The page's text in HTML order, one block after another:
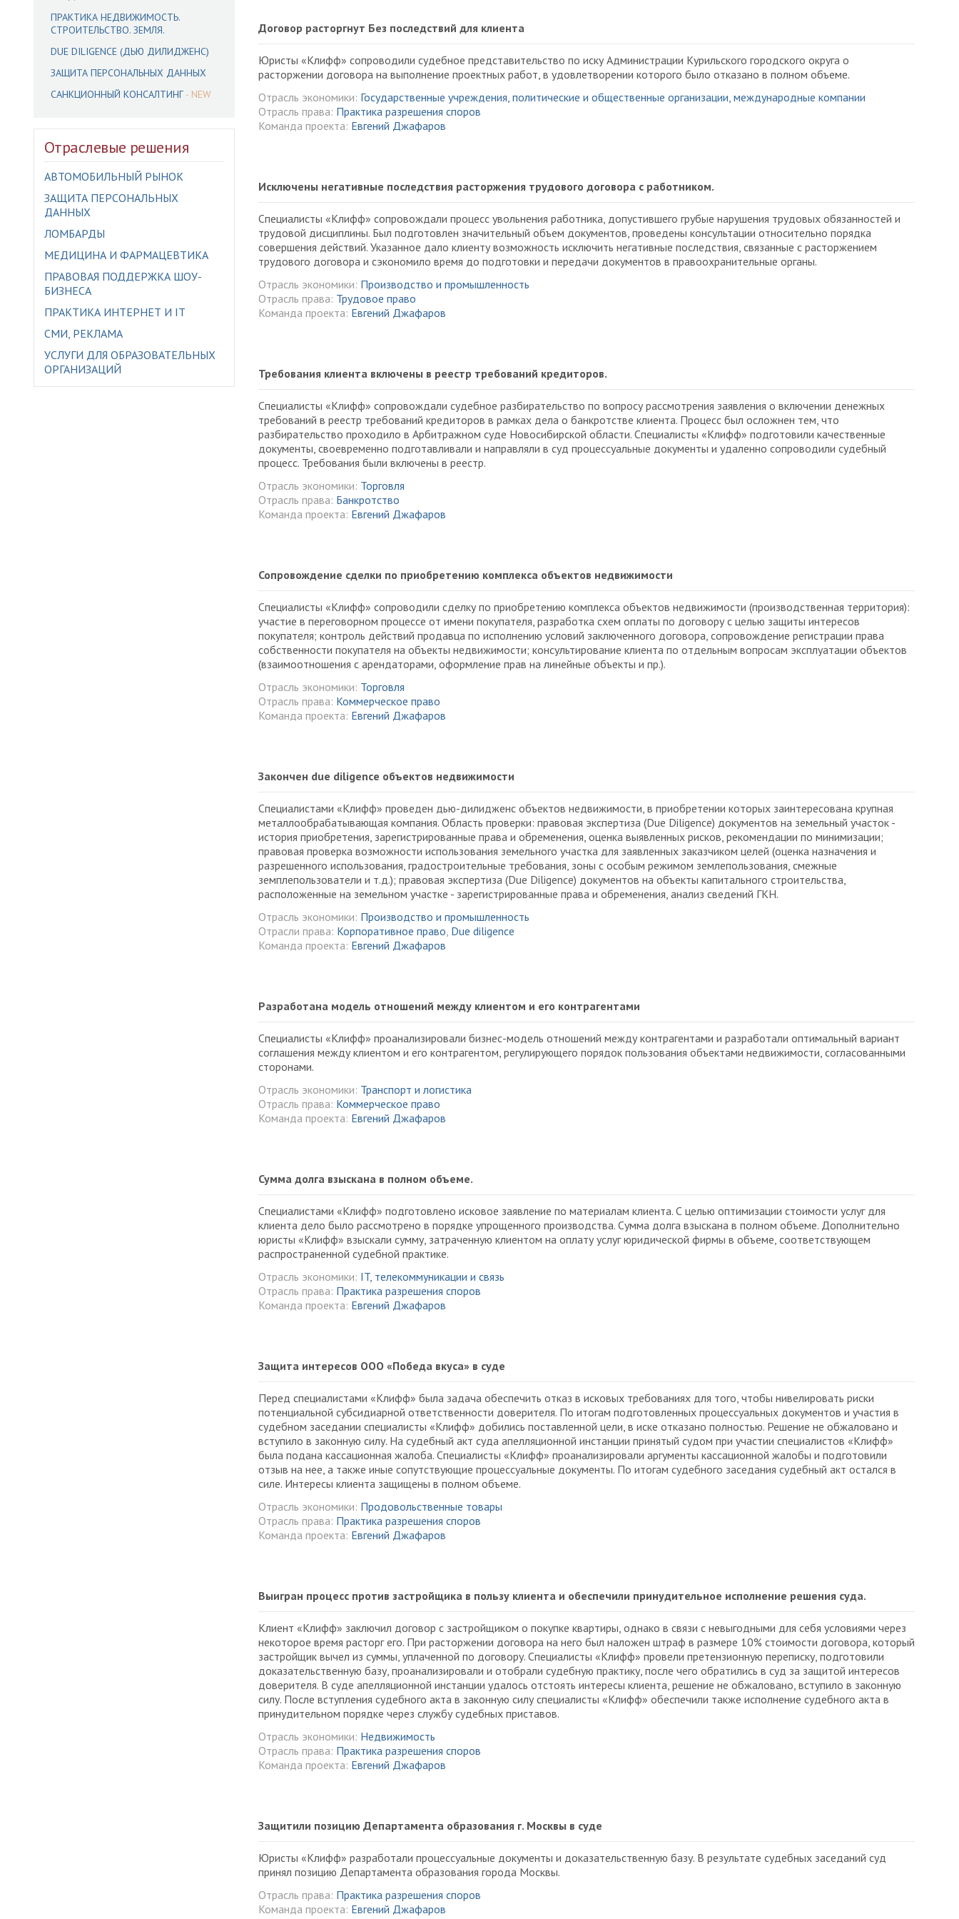
ПРАКТИКА НЕДВИЖИМОСТЬ.
СТРОИТЕЛЬСТВО. ЗЕМЛЯ.
DUE DILIGENCE (ДЬЮ ДИЛИДЖЕНС)
ЗАЩИТА ПЕРСОНАЛЬНЫХ ДАННЫХ
САНКЦИОННЫЙ КОНСАЛТИНГ
Отраслевые решения
АВТОМОБИЛЬНЫЙ РЫНОК
ЗАЩИТА ПЕРСОНАЛЬНЫХ
ДАННЫХ
ЛОМБАРДЫ
МЕДИЦИНА И ФАРМАЦЕВТИКА
ПРАВОВАЯ ПОДДЕРЖКА ШОУ-
БИЗНЕСА
ПРАКТИКА ИНТЕРНЕТ И IT
СМИ, РЕКЛАМА
УСЛУГИ ДЛЯ ОБРАЗОВАТЕЛЬНЫХ
ОРГАНИЗАЦИЙ
Договор расторгнут Без последствий для клиента
Юристы «Клифф» сопроводили судебное представительство по иску Администрации Курильского городского округа о
расторжении договора на выполнение проектных работ, в удовлетворении которого было отказано в полном объеме.
Отрасль экономики: Государственные учреждения, политические и общественные организации, международные компании
Отрасль права: Практика разрешения споров
Команда проекта: Евгений Джафаров
Исключены негативные последствия расторжения трудового договора с работником.
Специалисты «Клифф» сопровождали процесс увольнения работника, допустившего грубые нарушения трудовых обязанностей и
трудовой дисциплины. Был подготовлен значительный объем документов, проведены консультации относительно порядка
совершения действий. Указанное дало клиенту возможность исключить негативные последствия, связанные с расторжением
трудового договора и сэкономило время до подготовки и передачи документов в правоохранительные органы.
Отрасль экономики: Производство и промышленность
Отрасль права: Трудовое право
Команда проекта: Евгений Джафаров
Требования клиента включены в реестр требований кредиторов.
Специалисты «Клифф» сопровождали судебное разбирательство по вопросу рассмотрения заявления о включении денежных
требований в реестр требований кредиторов в рамках дела о банкротстве клиента. Процесс был осложнен тем, что
разбирательство проходило в Арбитражном суде Новосибирской области. Специалисты «Клифф» подготовили качественные
документы, своевременно подготавливали и направляли в суд процессуальные документы и удаленно сопроводили судебный
процесс. Требования были включены в реестр.
Отрасль экономики: Торговля
Отрасль права: Банкротство
Команда проекта: Евгений Джафаров
Сопровождение сделки по приобретению комплекса объектов недвижимости
Специалисты «Клифф» сопроводили сделку по приобретению комплекса объектов недвижимости (производственная территория):
участие в переговорном процессе от имени покупателя, разработка схем оплаты по договору с целью защиты интересов
покупателя; контроль действий продавца по исполнению условий заключенного договора, сопровождение регистрации права
собственности покупателя на объекты недвижимости; консультирование клиента по отдельным вопросам эксплуатации объектов
(взаимоотношения с арендаторами, оформление прав на линейные объекты и пр.).
Отрасль экономики: Торговля
Отрасль права: Коммерческое право
Команда проекта: Евгений Джафаров
Закончен due diligence объектов недвижимости
Специалистами «Клифф» проведен дью-дилидженс объектов недвижимости, в приобретении которых заинтересована крупная
металлообрабатывающая компания. Область проверки: правовая экспертиза (Due Diligence) документов на земельный участок -
история приобретения, зарегистрированные права и обременения, оценка выявленных рисков, рекомендации по минимизации;
правовая проверка возможности использования земельного участка для заявленных заказчиком целей (оценка назначения и
разрешенного использования, градостроительные требования, зоны с особым режимом землепользования, смежные
земплепользователи и т.д.); правовая экспертиза (Due Diligence) документов на объекты капитального строительства,
расположенные на земельном участке - зарегистрированные права и обременения, анализ сведений ГКН.
Отрасль экономики: Производство и промышленность
Отрасли права: Корпоративное право, Due diligence
Команда проекта: Евгений Джафаров
Разработана модель отношений между клиентом и его контрагентами
Специалисты «Клифф» проанализировали бизнес-модель отношений между контрагентами и разработали оптимальный вариант
соглашения между клиентом и его контрагентом, регулирующего порядок пользования объектами недвижимости, согласованными
сторонами.
Отрасль экономики: Транспорт и логистика
Отрасль права: Коммерческое право
Команда проекта: Евгений Джафаров
Сумма долга взыскана в полном объеме.
Специалистами «Клифф» подготовлено исковое заявление по материалам клиента. С целью оптимизации стоимости услуг для
клиента дело было рассмотрено в порядке упрощенного производства. Сумма долга взыскана в полном объеме. Дополнительно
юристы «Клифф» взыскали сумму, затраченную клиентом на оплату услуг юридической фирмы в объеме, соответствующем
распространенной судебной практике.
Отрасль экономики: IT, телекоммуникации и связь
Отрасль права: Практика разрешения споров
Команда проекта: Евгений Джафаров
Защита интересов ООО «Победа вкуса» в суде
Перед специалистами «Клифф» была задача обеспечить отказ в исковых требованиях для того, чтобы нивелировать риски
потенциальной субсидиарной ответственности доверителя. По итогам подготовленных процессуальных документов и участия в
судебном заседании специалисты «Клифф» добились поставленной цели, в иске отказано полностью. Решение не обжаловано и
вступило в законную силу. На судебный акт суда апелляционной инстанции принятый судом при участии специалистов «Клифф»
была подана кассационная жалоба. Специалисты «Клифф» проанализировали аргументы кассационной жалобы и подготовили
отзыв на нее, а также иные сопутствующие процессуальные документы. По итогам судебного заседания судебный акт остался в
силе. Интересы клиента защищены в полном объеме.
Отрасль экономики: Продовольственные товары
Отрасль права: Практика разрешения споров
Команда проекта: Евгений Джафаров
Выигран процесс против застройщика в пользу клиента и обеспечили принудительное исполнение решения суда.
Клиент «Клифф» заключил договор с застройщиком о покупке квартиры, однако в связи с невыгодными для себя условиями через
некоторое время расторг его. При расторжении договора на него был наложен штраф в размере 10% стоимости договора, который
застройщик вычел из суммы, уплаченной по договору. Специалисты «Клифф» провели претензионную переписку, подготовили
доказательственную базу, проанализировали и отобрали судебную практику, после чего обратились в суд за защитой интересов
доверителя. В суде апелляционной инстанции удалось отстоять интересы клиента, решение не обжаловано, вступило в законную
силу. После вступления судебного акта в законную силу специалисты «Клифф» обеспечили также исполнение судебного акта в
принудительном порядке через службу судебных приставов.
Отрасль экономики: Недвижимость
Отрасль права: Практика разрешения споров
Команда проекта: Евгений Джафаров
Защитили позицию Департамента образования г. Москвы в суде
Юристы «Клифф» разработали процессуальные документы и доказательственную базу. В результате судебных заседаний суд
принял позицию Департамента образования города Москвы.
Отрасль права: Практика разрешения споров
Команда проекта: Евгений Джафаров